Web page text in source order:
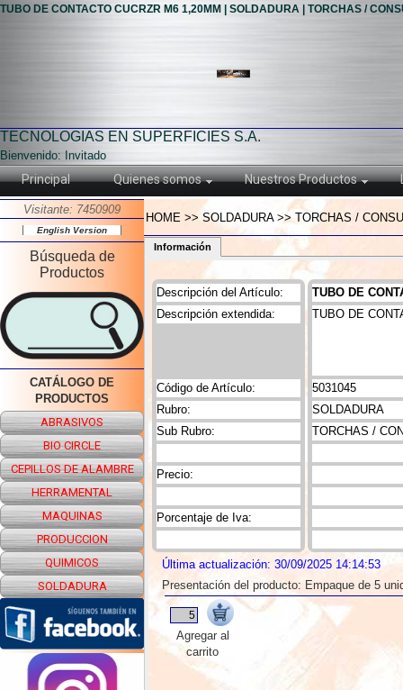
TUBO DE CONTACTO CUCRZR M6 1,20MM | SOLDADURA | TORCHAS /
TECNOLOGIAS EN SUPERFICIES S.A.
Bienvenido: Invitado
Principal Quienes somos Nuestros Productos
Visitante: 7450909
English Version
Búsqueda de
Productos
CATÁLOGO DE
PRODUCTOS
ABRASIVOS
BIO CIRCLE
CEPILLOS DE ALAMBRE
HERRAMENTAL
MAQUINAS
PRODUCCION
QUIMICOS
SOLDADURA
HOME >> SOLDADURA >> TORCHAS /
Información
Descripción del Artículo:
Código de Artículo:
Rubro:
Sub Rubro:
Precio:
Descripción extendida:
Porcentaje de Iva:
TUBO DE
5031045
SOLDADURA
TORCHAS /
TUBO DE
Última actualización: 30/09/2025 14:14:53
Presentación del producto: Empaque de 5
Agregar al
carrito